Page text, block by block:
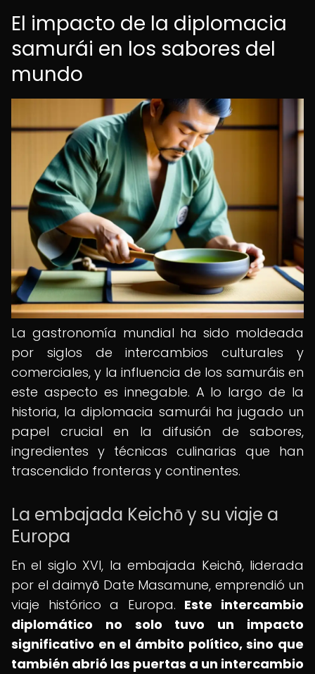
El impacto de la diplomacia
samurái en los sabores del
mundo
La gastronomía mundial ha sido moldeada
por siglos de intercambios culturales y
comerciales, y la influencia de los samuráis en
este aspecto es innegable. A lo largo de la
historia, la diplomacia samurái ha jugado un
papel crucial en la difusión de sabores,
ingredientes y técnicas culinarias que han
trascendido fronteras y continentes.
La embajada Keichō y su viaje a
Europa
En el siglo XVI, la embajada Keichō, liderada
por el daimyō Date Masamune, emprendió un
viaje histórico a Europa. Este intercambio
diplomático no solo tuvo un impacto
significativo en el ámbito político, sino que
también abrió las puertas a un intercambio